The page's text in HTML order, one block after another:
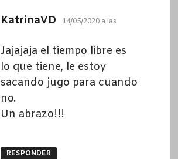
KatrinaVD dice:
14/05/2020 a las
Jajajaja el tiempo libre es
lo que tiene, le estoy
sacando jugo para cuando
no.
Un abrazo!!!
RESPONDER